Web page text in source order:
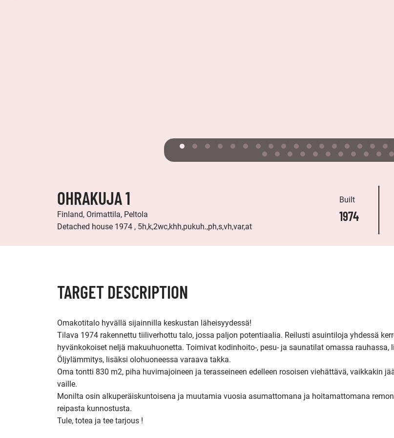
OHRAKUJA 1
Finland, Orimattila, Peltola
Detached house 1974 , 5h,k,2wc,khh,pukuh.,ph,s,vh,var,at
Built
1974
TARGET DESCRIPTION
Omakotitalo hyvällä sijainnilla keskustan läheisyydessä!
Tilava 1974 rakennettu tiiliverhottu talo, jossa paljon potentiaalia. Reilusti asuintiloja yhdessä
hyvänkokoiset neljä makuuhuonetta. Toimivat kodinhoito-, pesu- ja saunatilat omassa rauhassa,
Öljylämmitys, lisäksi olohuoneessa varaava takka.
Oma tontti 830 m2, piha huvimajoineen ja terasseineen edelleen rosoisen viehättävä, vaikkakin
vaille.
Monilta osin alkuperäiskuntoisena ja muutamia vuosia asumattomana ja hoitamattomana
reipasta kunnostusta.
Tule, totea ja tee tarjous !